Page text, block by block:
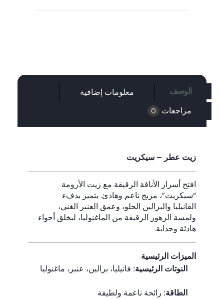
الوصف
معلومات إضافية
مراجعات
0
زيت عطر – سيكريت
افتح أسرار الأناقة الرقيقة مع زيت الأرومة
“سيكريت”، مزيج ناعم وهادئ. يتميز بدفء
الفانيليا والبرالين الحلو، وعمق العنبر الغني،
ولمسة الزهور الرقيقة من الماغنوليا، ليخلق أجواء
هادئة وجذابة.
الميزات الرئيسية
النوتات الرئيسية: فانيليا، برالين، عنبر، ماغنوليا
الطاقة: رائحة ناعمة ولطيفة